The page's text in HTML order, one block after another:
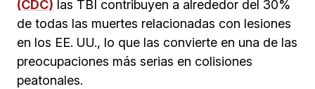
(CDC) las TBI contribuyen a alrededor del 30%
de todas las muertes relacionadas con lesiones
en los EE. UU., lo que las convierte en una de las
preocupaciones más serias en colisiones
peatonales.